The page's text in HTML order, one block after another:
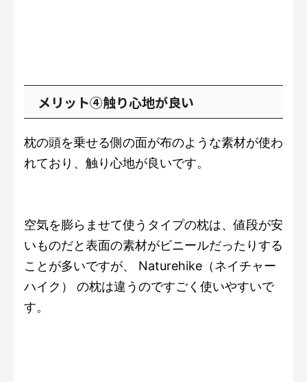
メリット④触り心地が良い
枕の頭を乗せる側の面が布のような素材が使わ
れており、触り心地が良いです。
空気を膨らませて使うタイプの枕は、値段が安
いものだと表面の素材がビニールだったりする
ことが多いですが、 Naturehike（ネイチャー
ハイク） の枕は違うのですごく使いやすいで
す。